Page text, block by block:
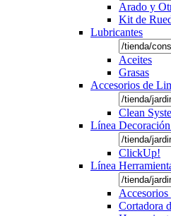
Arado y
Kit de
Lubricantes
Aceites
Grasas
Accesorios de
Clean
Línea
ClickUp!
Línea
Cortadora